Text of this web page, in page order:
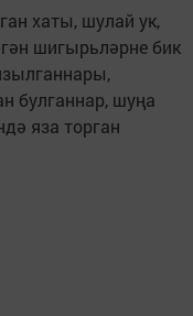
хаты, шулай ук,
шигырьләрне бик
булганнар, шуңа
яза торган